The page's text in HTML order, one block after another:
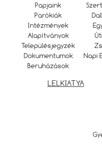
Papjaink
Parókiák
Intézmények
Alapítványok
Településjegyzék
Dokumentumok
Beruházások
Napi
LELKIATYA